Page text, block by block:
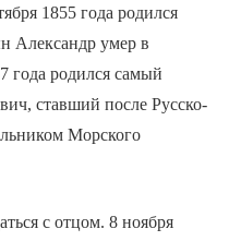
1855 года родился
Александр умер в
года родился самый
ставший после Русско-
Морского
с отцом. 8 ноября